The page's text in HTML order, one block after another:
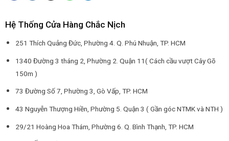
Hệ Thống Cửa Hàng Chắc Nịch
251 Thích Quảng Đức, Phường 4. Q. Phú Nhuận, TP. HCM
1340 Đường 3 tháng 2, Phường 2. Quận 11( Cách cầu vượt Cây Gõ
150m )
73 Đường Số 7, Phường 3, Gò Vấp, TP. HCM
43 Nguyễn Thượng Hiền, Phường 5. Quận 3 ( Gần góc NTMK và NTH )
29/21 Hoàng Hoa Thám, Phường 6. Q. Bình Thạnh, TP. HCM